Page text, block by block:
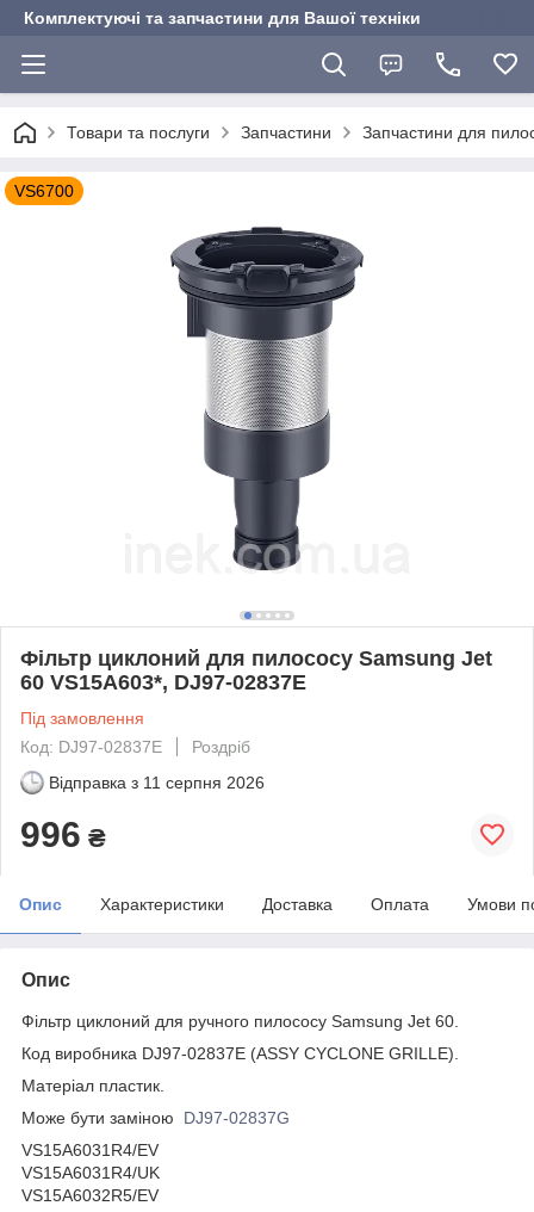
Комплектуючі та запчастини для Вашої техніки
Товари та послуги Запчастини Запчастини для
VS6700
Фільтр циклоний для пилососу Samsung Jet
60 VS15A603*, DJ97-02837E
Під замовлення
Код: DJ97-02837E
Роздріб
Відправка з 11 серпня 2026
996 ₴
Опис Характеристики Доставка Оплата Умови
Опис
Фільтр циклоний для ручного пилососу Samsung Jet 60.
Код виробника DJ97-02837E (ASSY CYCLONE GRILLE).
Матеріал пластик.
Може бути заміною DJ97-02837G
VS15A6031R4/EV
VS15A6031R4/UK
VS15A6032R5/EV